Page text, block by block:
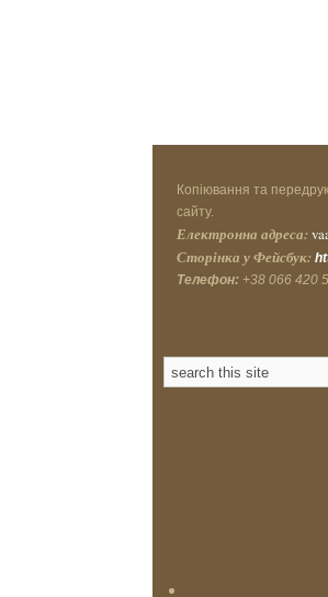
Копіювання та
сайту.
Електронна адреса:
Сторінка у Фейсбук:
Телефон: +38 066 420